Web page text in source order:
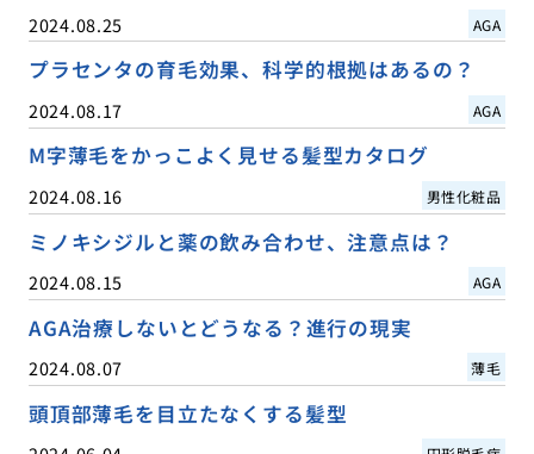
2024.08.25 AGA
プラセンタの育毛効果、科学的根拠はあるの？
2024.08.17 AGA
M字薄毛をかっこよく見せる髪型カタログ
2024.08.16 男性化粧品
ミノキシジルと薬の飲み合わせ、注意点は？
2024.08.15 AGA
AGA治療しないとどうなる？進行の現実
2024.08.07 薄毛
頭頂部薄毛を目立たなくする髪型